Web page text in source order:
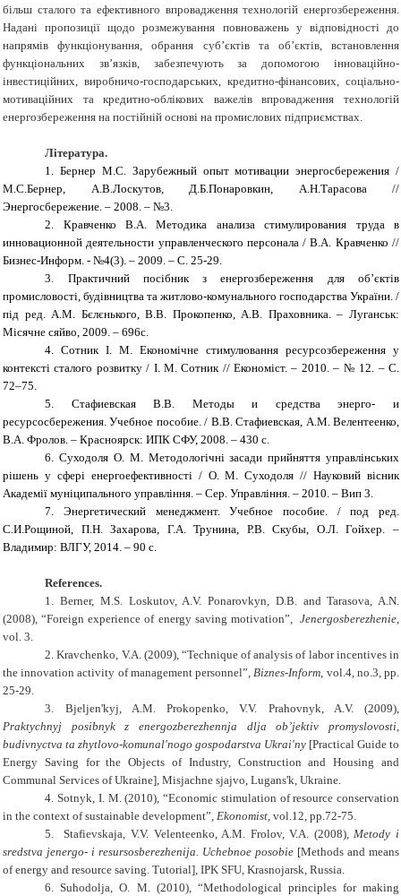
більш сталого та ефективного впровадження технологій енергозбереження.
Надані пропозиції щодо розмежування повноважень у відповідності до
напрямів функціонування, обрання суб’єктів та об’єктів, встановлення
функціональних зв’язків, забезпечують за допомогою інноваційно-
інвестиційних, виробничо-господарських, кредитно-фінансових, соціально-
мотиваційних та кредитно-облікових важелів впровадження технологій
енергозбереження на постійній основі на промислових підприємствах.
Література.
1. Бернер М.С. Зарубежный опыт мотивации энергосбережения /
М.С.Бернер, А.В.Лоскутов, Д.Б.Понаровкин, А.Н.Тарасова //
Энергосбережение. – 2008. – №3.
2.
Кравченко В.А. Методика анализа стимулирования труда в
инновационной деятельности управленческого персонала / В.А. Кравченко //
Бизнес-Информ. - №4(3). – 2009. – С. 25-29.
3.
Практичний посібник з енергозбереження для об’єктів
промисловості, будівництва та житлово-комунального господарства України. /
під ред. А.М. Бєлєнького, В.В. Прокопенко, А.В. Праховника. – Луганськ:
Місячне сяйво, 2009. – 696c.
4. Сотник І. М. Економічне стимулювання ресурсозбереження у
контексті сталого розвитку / І. М. Сотник // Економіст. – 2010. – № 12. – С.
72–75.
5.
Стафиевская В.В. Методы и средства энерго- и
ресурсосбережения. Учебное пособие. / В.В. Стафиевская, А.М. Велентеенко,
В.А. Фролов. – Красноярск: ИПК СФУ, 2008. – 430 с.
6. Суходоля О. М. Методологічні засади прийняття управлінських
рішень у сфері енергоефективності / О. М. Суходоля // Науковий вісник
Академії муніципального управління. – Сер. Управління. – 2010. – Вип 3.
7.
Энергетический менеджмент. Учебное пособие. /подред.
С.И.Рощиной, П.Н. Захарова, Г.А. Трунина, Р.В. Скубы, О.Л. Гойхер. –
Владимир: ВЛГУ, 2014. – 90 с.
References.
1. Berner, M.S. Loskutov, A.V. Ponarovkyn, D.B. and Tarasova, A.N.
(2008), “Foreign experience of energy saving motivation”, Jenergosberezhenie,
vol. 3.
2. Kravchenko, V.A. (2009), “Technique of analysis of labor incentives in
the innovation activity of management personnel”,Biznes-Inform, vol.4, no.3, pp.
25-29.
3.
Bjeljen'kyj, A.M. Prokopenko, V.V. Prahovnyk, A.V. (2009),
Praktychnyj posibnyk z energozberezhennja dlja ob’jektiv promyslovosti,
budivnyctva ta zhytlovo-komunal'nogo gospodarstva Ukrai'ny [Practical Guide to
Energy Saving for the Objects of Industry, Construction and Housing and
Communal Services of Ukraine], Misjachne sjajvo, Lugans'k, Ukraine.
4. Sotnyk, I. M. (2010), “Economic stimulation of resource conservation
in the context of sustainable development”, Ekonomist, vol.12, pp.72-75.
5.
Stafievskaja, V.V. Velenteenko, A.M. Frolov, V.A. (2008),Metody i
sredstva jenergo- i resursosberezhenija. Uchebnoe posobie [Methods and means
of energy and resource saving. Tutorial], IPK SFU, Krasnojarsk, Russia.
6. Suhodolja, O. M. (2010), “Methodological principles for making